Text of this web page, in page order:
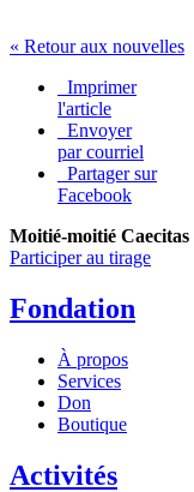
« Retour aux nouvelles
Imprimer
l'article
Envoyer
par courriel
Partager sur
Facebook
Moitié-moitié Caecitas
Participer au tirage
Fondation
À propos
Services
Don
Boutique
Activités